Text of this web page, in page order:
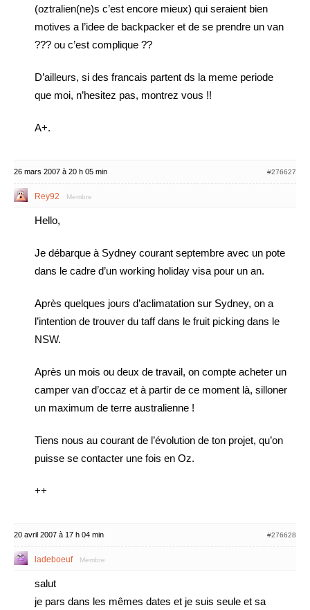
(oztralien(ne)s c’est encore mieux) qui seraient bien
motives a l’idee de backpacker et de se prendre un van
??? ou c’est complique ??
D’ailleurs, si des francais partent ds la meme periode
que moi, n’hesitez pas, montrez vous !!
A+.
26 mars 2007 à 20 h 05 min #276627
Rey92 Membre
Hello,
Je débarque à Sydney courant septembre avec un pote
dans le cadre d’un working holiday visa pour un an.
Après quelques jours d’aclimatation sur Sydney, on a
l’intention de trouver du taff dans le fruit picking dans le
NSW.
Après un mois ou deux de travail, on compte acheter un
camper van d’occaz et à partir de ce moment là, silloner
un maximum de terre australienne !
Tiens nous au courant de l’évolution de ton projet, qu’on
puisse se contacter une fois en Oz.
++
20 avril 2007 à 17 h 04 min #276628
ladeboeuf Membre
salut
je pars dans les mêmes dates et je suis seule et sa